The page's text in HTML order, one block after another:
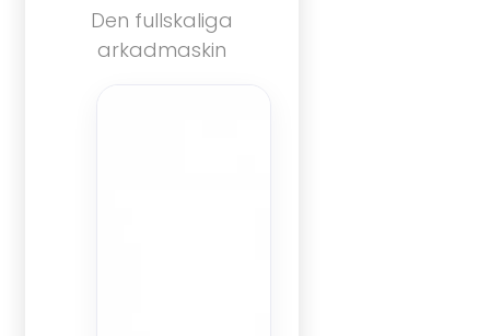
Den fullskaliga
arkadmaskin